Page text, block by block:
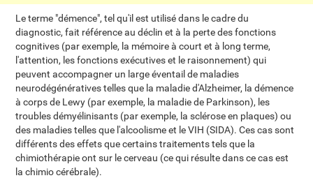
Le terme "démence", tel qu'il est utilisé dans le cadre du
diagnostic, fait référence au déclin et à la perte des fonctions
cognitives (par exemple, la mémoire à court et à long terme,
l'attention, les fonctions exécutives et le raisonnement) qui
peuvent accompagner un large éventail de maladies
neurodégénératives telles que la maladie d'Alzheimer, la démence
à corps de Lewy (par exemple, la maladie de Parkinson), les
troubles démyélinisants (par exemple, la sclérose en plaques) ou
des maladies telles que l'alcoolisme et le VIH (SIDA). Ces cas sont
différents des effets que certains traitements tels que la
chimiothérapie ont sur le cerveau (ce qui résulte dans ce cas est
la chimio cérébrale).